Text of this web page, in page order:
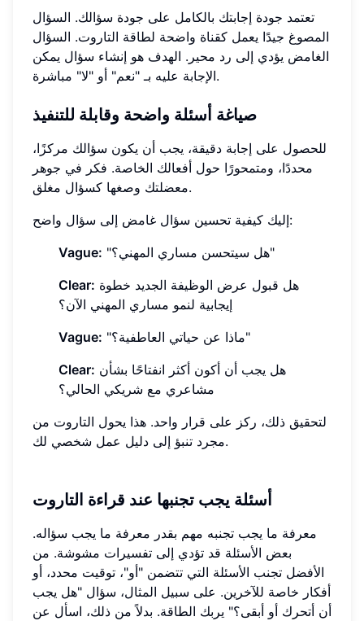
تعتمد جودة إجابتك بالكامل على جودة سؤالك. السؤال
المصوغ جيدًا يعمل كقناة واضحة لطاقة التاروت. السؤال
الغامض يؤدي إلى رد محير. الهدف هو إنشاء سؤال يمكن
الإجابة عليه بـ "نعم" أو "لا" مباشرة.
صياغة أسئلة واضحة وقابلة للتنفيذ
للحصول على إجابة دقيقة، يجب أن يكون سؤالك مركزًا،
محددًا، ومتمحورًا حول أفعالك الخاصة. فكر في جوهر
معضلتك وصغها كسؤال مغلق.
إليك كيفية تحسين سؤال غامض إلى سؤال واضح:
Vague:
"هل سيتحسن مساري المهني؟"
Clear:
إيجابية لنمو مساري المهني الآن؟
Vague:
"ماذا عن حياتي العاطفية؟"
Clear:
مشاعري مع شريكي الحالي؟
لتحقيق ذلك، ركز على قرار واحد. هذا يحول التاروت من
مجرد تنبؤ إلى دليل عمل شخصي لك.
أسئلة يجب تجنبها عند قراءة التاروت
معرفة ما يجب تجنبه مهم بقدر معرفة ما يجب سؤاله.
بعض الأسئلة قد تؤدي إلى تفسيرات مشوشة. من
الأفضل تجنب الأسئلة التي تتضمن "أو"، توقيت محدد، أو
أفكار خاصة للآخرين. على سبيل المثال، سؤال "هل يجب
أن أتحرك أو أبقى؟" يربك الطاقة. بدلاً من ذلك، اسأل عن